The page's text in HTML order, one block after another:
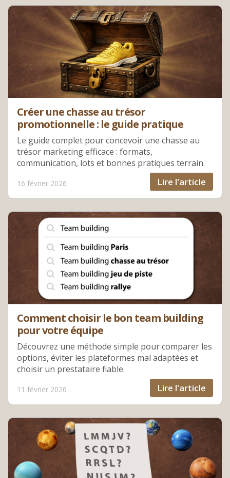
Créer une chasse au trésor
promotionnelle : le guide pratique
Le guide complet pour concevoir une chasse au
trésor marketing efficace : formats,
communication, lots et bonnes pratiques terrain.
16 février 2026 Lire l'article
Comment choisir le bon team building
pour votre équipe
Découvrez une méthode simple pour comparer les
options, éviter les plateformes mal adaptées et
choisir un prestataire fiable.
11 février 2026 Lire l'article